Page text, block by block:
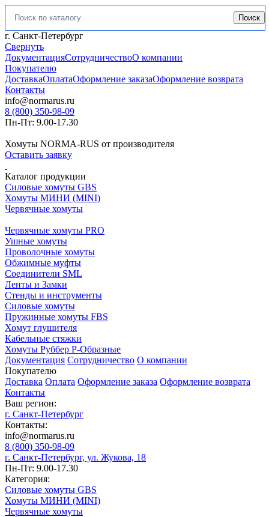
Искать: Поиск
г. Санкт-Петербург
Свернуть
ДокументацияСотрудничествоО компании
Покупателю
ДоставкаОплатаОформление заказаОформление возврата
Контакты
info@normarus.ru
8 (800) 350-98-09
Пн-Пт: 9.00-17.30
Хомуты NORMA-RUS от производителя
Оставить заявку
Каталог продукции
Силовые хомуты GBS
Хомуты МИНИ (MINI)
Червячные хомуты
Червячные хомуты PRO
Ушные хомуты
Проволочные хомуты
Обжимные муфты
Соединители SML
Ленты и Замки
Стенды и инструменты
Силовые хомуты
Пружинные хомуты FBS
Хомут глушителя
Кабельные стяжки
Хомуты Руббер Р-Образные
Документация Сотрудничество О компании
Покупателю
Доставка Оплата Оформление заказа Оформление возврата
Контакты
Ваш регион:
г. Санкт-Петербург
Контакты:
info@normarus.ru
8 (800) 350-98-09
г. Санкт-Петербург, ул. Жукова, 18
Пн-Пт: 9.00-17.30
Категория:
Силовые хомуты GBS
Хомуты МИНИ (MINI)
Червячные хомуты